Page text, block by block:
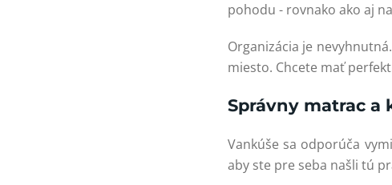
pohodu - rovnako ako aj
Organizácia je
miesto. Chcete mať
Správny matrac a
Vankúše sa odporúča
aby ste pre seba našli tú